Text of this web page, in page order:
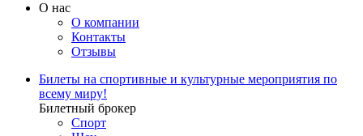
О нас
О компании
Контакты
Отзывы
Билеты на спортивные и культурные мероприятия по
всему миру!
Билетный брокер
Спорт